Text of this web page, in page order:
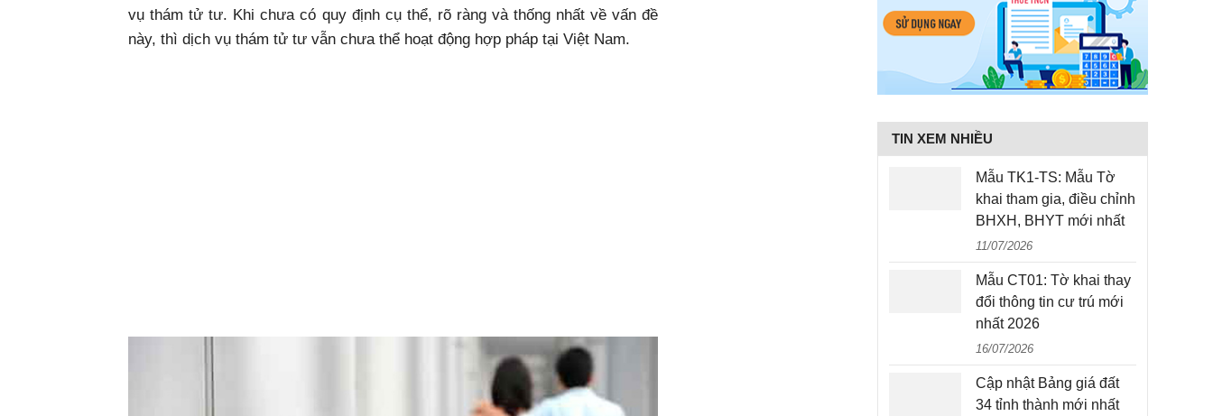
vụ thám tử tư. Khi chưa có quy định cụ thể, rõ ràng và thống nhất về vấn đề
này, thì dịch vụ thám tử tư vẫn chưa thể hoạt động hợp pháp tại Việt Nam.
TIN XEM NHIỀU
Mẫu TK1-TS: Mẫu Tờ
khai tham gia, điều chỉnh
BHXH, BHYT mới nhất
11/07/2026
Mẫu CT01: Tờ khai thay
đổi thông tin cư trú mới
nhất 2026
16/07/2026
Cập nhật Bảng giá đất
34 tỉnh thành mới nhất